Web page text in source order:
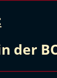
der